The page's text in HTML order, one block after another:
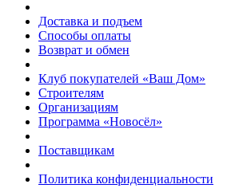
Доставка и подъем
Способы оплаты
Возврат и обмен
Клуб покупателей «Ваш Дом»
Строителям
Организациям
Программа «Новосёл»
Поставщикам
Политика конфиденциальности